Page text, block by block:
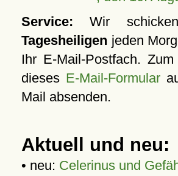
Service: Wir
Tagesheiligen jeden
Ihr E-Mail-Postfach.
dieses E-Mail-Formular
Mail absenden.
Aktuell und neu:
• neu: Celerinus und